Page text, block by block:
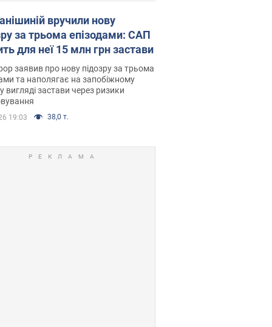
вручили нову
за трьома епізодами: САП
для неї 15 млн грн застави
заявив про нову підозру за трьома
та наполягає на запобіжному
вигляді застави через ризики
19:03 38,0 т.